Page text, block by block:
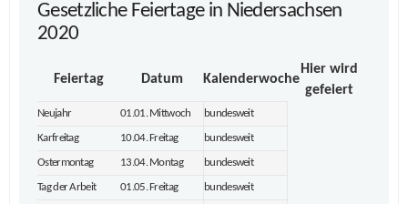
Gesetzliche Feiertage in Niedersachsen
2020
Feiertag Datum Kalenderwoche
Hier wird
gefeiert
Neujahr 01.01. Mittwoch bundesweit
Karfreitag 10.04. Freitag bundesweit
Ostermontag 13.04. Montag bundesweit
Tag der Arbeit 01.05. Freitag bundesweit